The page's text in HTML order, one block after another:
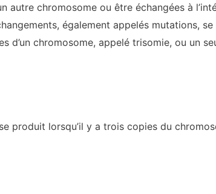
autre chromosome ou être échangées à
également appelés mutations,
d’un chromosome, appelé trisomie, ou un
produit lorsqu’il y a trois copies du